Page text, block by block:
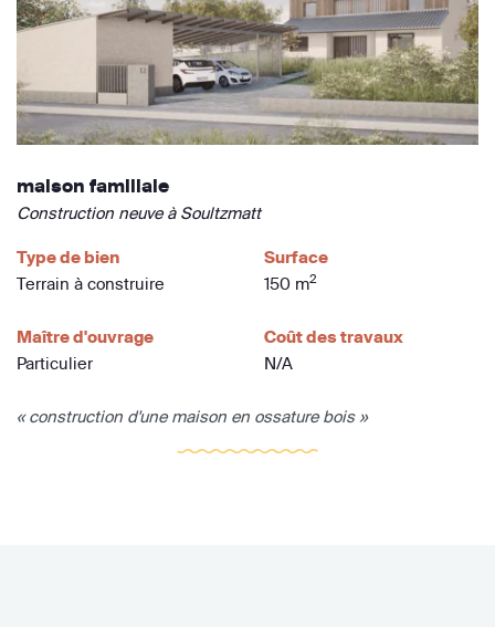
maison familiale
Construction neuve à Soultzmatt
Type de bien
Terrain à construire
Surface
150 m2
Maître d'ouvrage
Particulier
Coût des travaux
N/A
« construction d'une maison en ossature bois »